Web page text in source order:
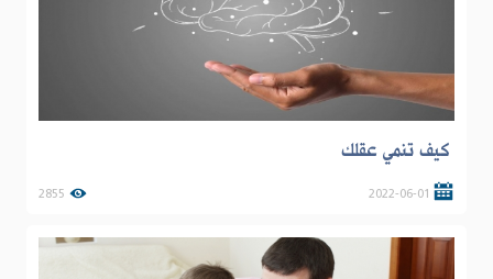
كيف تنمي عقلك
2022-06-01
2855